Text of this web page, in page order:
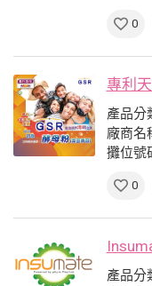
0
專利
產品分
廠商名
攤位號
0
產品分